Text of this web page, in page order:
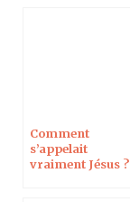
Comment
s’appelait
vraiment Jésus ?